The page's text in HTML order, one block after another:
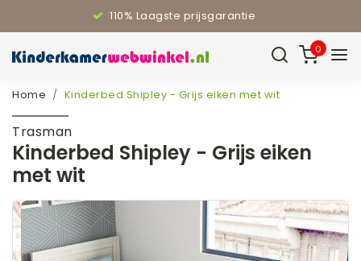
110% Laagste prijsgarantie
0
Home Kinderbed Shipley - Grijs eiken met wit
Trasman
Kinderbed Shipley - Grijs eiken
met wit